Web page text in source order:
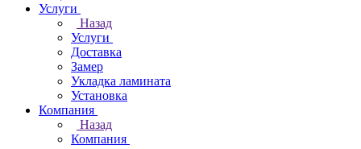
Услуги
Назад
Услуги
Доставка
Замер
Укладка ламината
Установка
Компания
Назад
Компания